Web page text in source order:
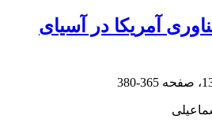
آمریکا در آسیای
365-380